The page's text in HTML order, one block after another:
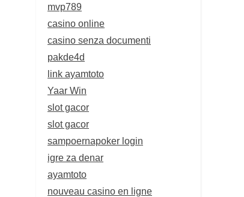
mvp789
casino online
casino senza documenti
pakde4d
link ayamtoto
Yaar Win
slot gacor
slot gacor
sampoernapoker login
igre za denar
ayamtoto
nouveau casino en ligne